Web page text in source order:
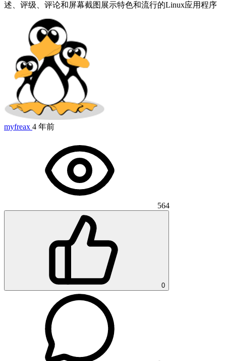
述、评级、评论和屏幕截图展示特色和流行的Linux应用程序
myfreax 4 年前
564
0